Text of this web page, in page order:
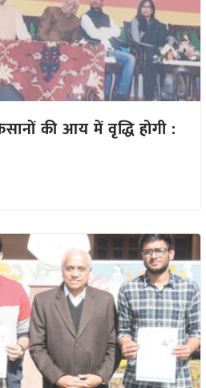
की आय में वृद्धि होगी :